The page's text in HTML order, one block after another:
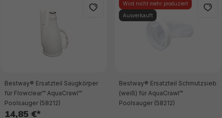
Bestway® Ersatzteil Saugkörper
für Flowclear™ AquaCrawl™
Poolsauger (58212)
14,85 €*
Wird nicht mehr produziert
Ausverkauft
Bestway® Ersatzteil Schmutzsieb
(weiß) für AquaCrawl™
Poolsauger (58212)